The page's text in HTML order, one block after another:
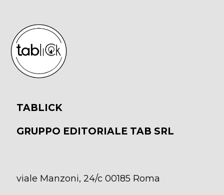
TABLICK
GRUPPO EDITORIALE TAB SRL
viale Manzoni, 24/c 00185 Roma